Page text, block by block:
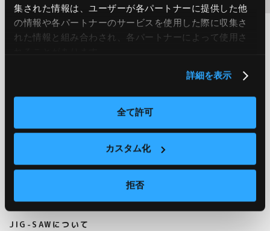
集された情報は、ユーザーが各パートナーに提供した他
の情報や各パートナーのサービスを使用した際に収集さ
れた情報と組み合わされ、各パートナーによって使用さ
詳細を表示
全て許可
カスタム化
拒否
従来、動物の視力を判定する方法として、移動する縞模様画像
に動物が追従する際の首振りを目視で測定した後、カメラで撮
影した動物の首振り角度を回帰直線等で判定する方法が取られ
ておりましたが、常に目視確認が必要な結果、しばしば誤判定
ータサイエンスによる線形性を維持したデータ解析技術を基礎
することにより、人の目による目視確認での誤判定の問題を解
JIG-SAWは、保有するコア技術をベースに、その応用によって
多くの特許をグローバルで取得しており、今後も引き続き、テ
クノロジーによって世界を変革していくことを目指し、さまざ
ります。
「NEW VISIONプロジェクト」に関する詳しい情報につきまし
ては、以下の当社NEW-VISIONサイトをご参照下さい。
https://www.newvision-prj.com/
JIG-SAWについて